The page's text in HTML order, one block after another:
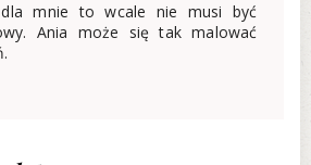
mnie to wcale nie musi być
Ania może się tak malować